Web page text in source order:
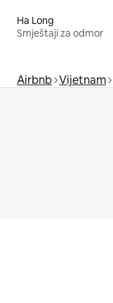
Ha Long
Smještaji za odmor
Airbnb Vijetnam